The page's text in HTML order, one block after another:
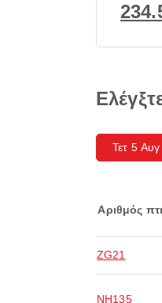
Τετ 5
Αριθμός
ZG21
NH135